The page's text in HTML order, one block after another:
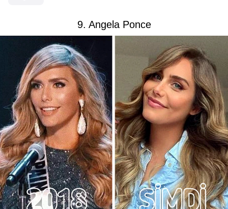
9. Angela Ponce